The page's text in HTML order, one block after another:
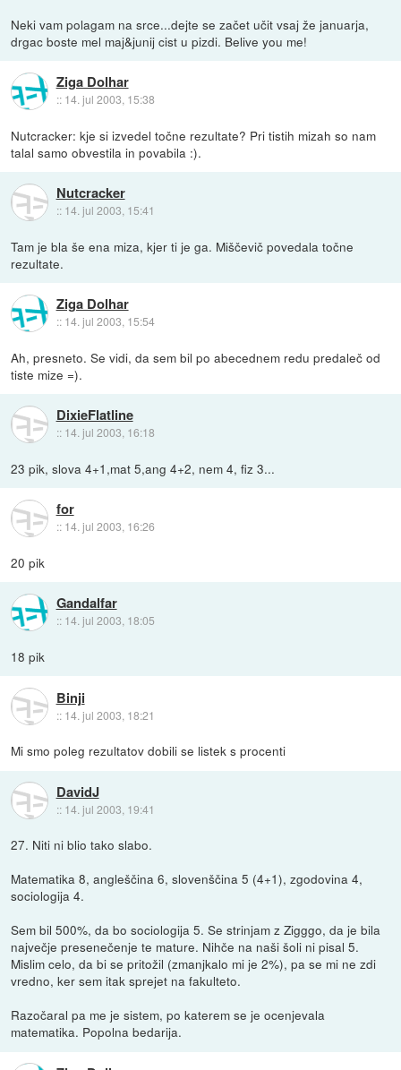
Neki vam polagam na srce...dejte se začet učit vsaj že januarja,
drgac boste mel maj&junij cist u pizdi. Belive you me!
Ziga Dolhar
:: 14. jul 2003, 15:38
Nutcracker: kje si izvedel točne rezultate? Pri tistih mizah so nam
talal samo obvestila in povabila :).
Nutcracker
:: 14. jul 2003, 15:41
Tam je bla še ena miza, kjer ti je ga. Miščevič povedala točne
rezultate.
Ziga Dolhar
:: 14. jul 2003, 15:54
Ah, presneto. Se vidi, da sem bil po abecednem redu predaleč od
tiste mize =).
DixieFlatline
:: 14. jul 2003, 16:18
23 pik, slova 4+1,mat 5,ang 4+2, nem 4, fiz 3...
for
:: 14. jul 2003, 16:26
20 pik
Gandalfar
:: 14. jul 2003, 18:05
18 pik
Binji
:: 14. jul 2003, 18:21
Mi smo poleg rezultatov dobili se listek s procenti
DavidJ
:: 14. jul 2003, 19:41
27. Niti ni blio tako slabo.
Matematika 8, angleščina 6, slovenščina 5 (4+1), zgodovina 4,
sociologija 4.
Sem bil 500%, da bo sociologija 5. Se strinjam z Zigggo, da je bila
največje presenečenje te mature. Nihče na naši šoli ni pisal 5.
Mislim celo, da bi se pritožil (zmanjkalo mi je 2%), pa se mi ne zdi
vredno, ker sem itak sprejet na fakulteto.
Razočaral pa me je sistem, po katerem se je ocenjevala
matematika. Popolna bedarija.